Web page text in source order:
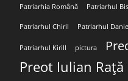
Patriarhia Română Patriarhul
Patriarhul Chiril Patriarhul
Patriarhul Kirill pictura
Preot Iulian Rață